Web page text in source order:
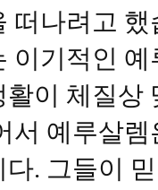
떠나려고
이기적인
활이 체질상
서 예루살
다. 그들이